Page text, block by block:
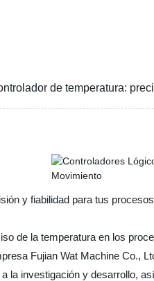
de temperatura:
y fiabilidad para tus
de la temperatura en los
Fujian Wat Machine Co.,
la investigación y desarrollo,